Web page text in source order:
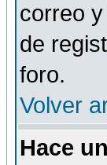
correo
de
foro.
Volver
Hace